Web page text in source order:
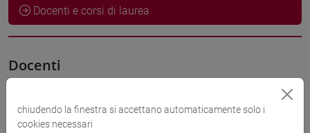
Docenti e corsi di laurea
Docenti
OZKAN GURSES Meral- 30h Esercitazioni
chiudendo la finestra si accettano automaticamente solo i
cookies necessari